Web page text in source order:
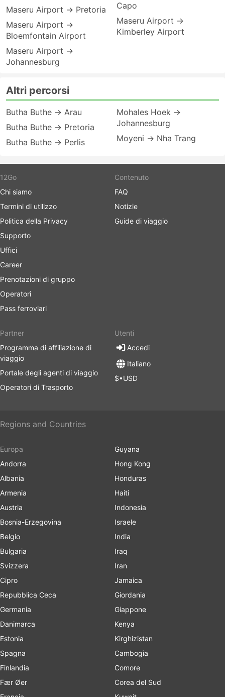
Maseru Airport → Pretoria
Maseru Airport →
Bloemfontain Airport
Maseru Airport →
Johannesburg
Capo
Maseru Airport →
Kimberley Airport
Altri percorsi
Butha Buthe → Arau
Butha Buthe → Pretoria
Butha Buthe → Perlis
Mohales Hoek →
Johannesburg
Moyeni → Nha Trang
12Go
Chi siamo
Termini di utilizzo
Politica della Privacy
Supporto
Uffici
Career
Prenotazioni di gruppo
Operatori
Pass ferroviari
Contenuto
FAQ
Notizie
Guide di viaggio
Partner
Programma di affiliazione di
viaggio
Portale degli agenti di viaggio
Operatori di Trasporto
Utenti
Accedi
Italiano
$•USD
Regions and Countries
Europa
Andorra
Albania
Armenia
Austria
Bosnia-Erzegovina
Belgio
Bulgaria
Svizzera
Cipro
Repubblica Ceca
Germania
Danimarca
Estonia
Spagna
Finlandia
Fær Øer
Guyana
Hong Kong
Honduras
Haiti
Indonesia
Israele
India
Iraq
Iran
Jamaica
Giordania
Giappone
Kenya
Kirghizistan
Cambogia
Comore
Corea del Sud